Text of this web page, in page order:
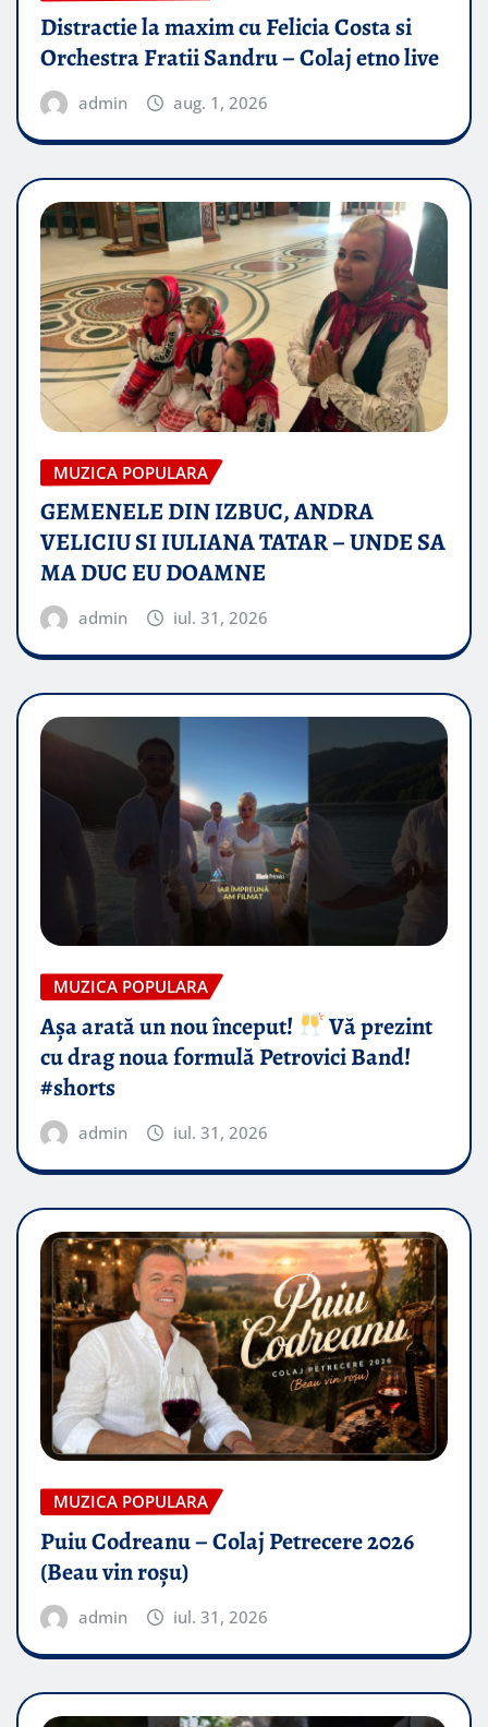
Distractie la maxim cu Felicia Costa si
Orchestra Fratii Sandru – Colaj etno live
admin aug. 1, 2026
MUZICA POPULARA
GEMENELE DIN IZBUC, ANDRA
VELICIU SI IULIANA TATAR – UNDE SA
MA DUC EU DOAMNE
admin iul. 31, 2026
MUZICA POPULARA
Așa arată un nou început!
Vă prezint
cu drag noua formulă Petrovici Band!
#shorts
admin iul. 31, 2026
MUZICA POPULARA
Puiu Codreanu – Colaj Petrecere 2026
(Beau vin roșu)
admin iul. 31, 2026